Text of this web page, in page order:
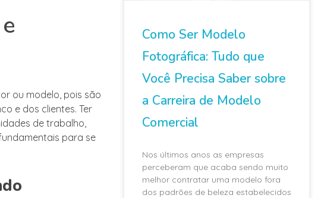
ou modelo, pois são
e dos clientes. Ter
de trabalho,
para se
Como Ser Modelo
Fotográfica: Tudo que
Você Precisa Saber sobre
a Carreira de Modelo
Comercial
Nos últimos anos as empresas
perceberam que acaba sendo muito
melhor contratar uma modelo fora
dos padrões de beleza estabelecidos